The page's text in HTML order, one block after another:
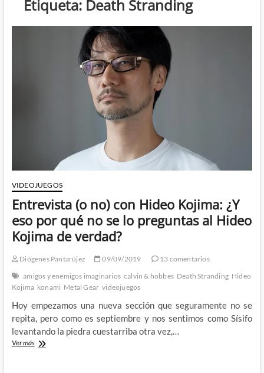
Etiqueta: Death Stranding
VIDEOJUEGOS
Entrevista (o no) con Hideo Kojima: ¿Y
eso por qué no se lo preguntas al Hideo
Kojima de verdad?
Diógenes Pantarújez 09/09/2019
13 comentarios
amigos y enemigos imaginarios calvin & hobbes Death Stranding Hideo
Kojima konami Metal Gear videojuegos
Hoy empezamos una nueva sección que seguramente no se
repita, pero como es septiembre y nos sentimos como Sísifo
levantando la piedra cuestarriba otra vez,…
Ver másEntrevista